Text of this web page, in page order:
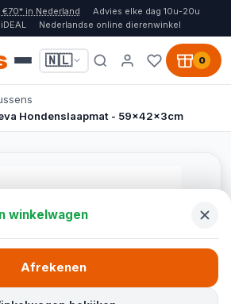
in Nederland
Advies elke dag 10u-20u
Nederlandse online dierenwinkel
🇳🇱 0
Hondenslaapmat - 59x42x3cm
winkelwagen
Afrekenen